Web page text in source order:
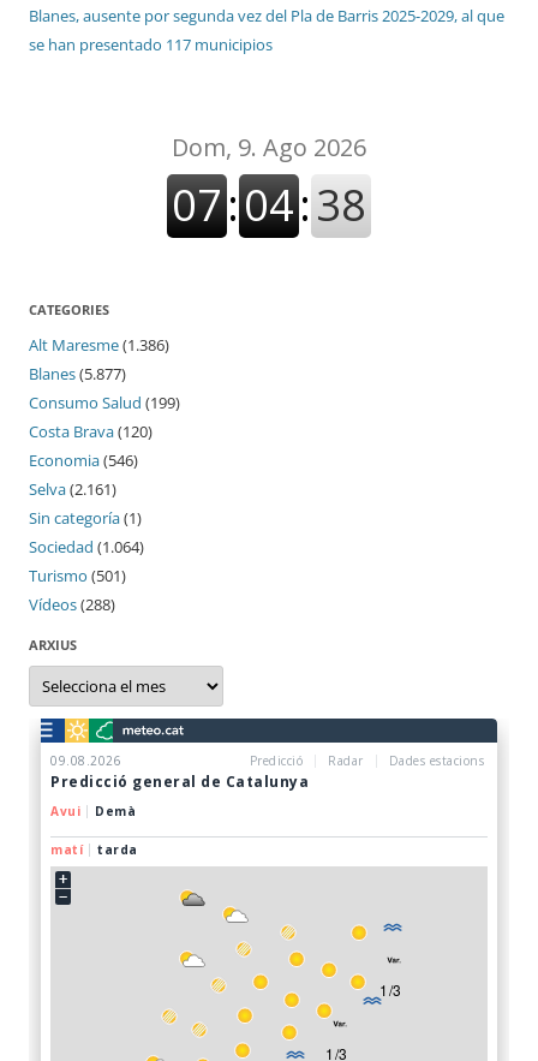
Blanes, ausente por segunda vez del Pla de Barris 2025-2029, al que
se han presentado 117 municipios
CATEGORIES
Alt Maresme(1.386)
Blanes(5.877)
Consumo Salud (199)
Costa Brava(120)
Economia(546)
Selva(2.161)
Sin categoría(1)
Sociedad (1.064)
Turismo (501)
Vídeos(288)
ARXIUS
Arxius